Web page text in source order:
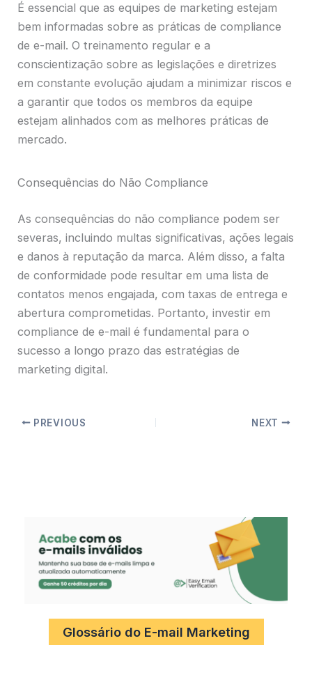
É essencial que as equipes de marketing estejam
bem informadas sobre as práticas de compliance
de e-mail. O treinamento regular e a
conscientização sobre as legislações e diretrizes
em constante evolução ajudam a minimizar riscos e
a garantir que todos os membros da equipe
estejam alinhados com as melhores práticas de
mercado.
Consequências do Não Compliance
As consequências do não compliance podem ser
severas, incluindo multas significativas, ações legais
e danos à reputação da marca. Além disso, a falta
de conformidade pode resultar em uma lista de
contatos menos engajada, com taxas de entrega e
abertura comprometidas. Portanto, investir em
compliance de e-mail é fundamental para o
sucesso a longo prazo das estratégias de
marketing digital.
PREVIOUS NEXT
Glossário do E-mail Marketing